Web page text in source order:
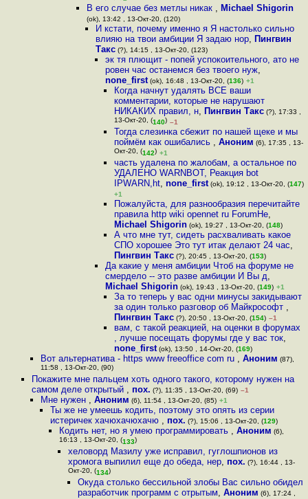
В его случае без метлы никак , Michael Shigorin
(ok), 13:42 , 13-Окт-20, (120)
И кстати, почему именно я Я настолько сильно
влияю на твои амбиции Я задаю нор, Пингвин
Такс (?), 14:15 , 13-Окт-20, (123)
эк тя плющит - попей успокоительного, ато не
ровен час останемся без твоего нуж,
none_first(ok), 16:48 , 13-Окт-20, (136) +1
Когда начнут удалять ВСЕ ваши
комментарии, которые не нарушают
НИКАКИХ правил, н, Пингвин Такс(?), 17:33 ,
13-Окт-20, (140) –1
Тогда слезинка сбежит по нашей щеке и мы
поймём как ошибались , Аноним (6), 17:35 , 13-
Окт-20, (142) +1
часть удалена по жалобам, а остальное по
УДАЛЕНО WARNBOT, Реакция bot
IPWARN,ht, none_first(ok), 19:12 , 13-Окт-20, (147)
+1
Пожалуйста, для разнообразия перечитайте
правила http wiki opennet ru ForumHe,
Michael Shigorin(ok), 19:27 , 13-Окт-20, (148)
А что мне тут, сидеть расхваливать какое
СПО хорошее Это тут итак делают 24 час,
Пингвин Такс(?), 20:45 , 13-Окт-20, (153)
Да какие у меня амбиции Чтоб на форуме не
смердело -- это разве амбиции И Вы д,
Michael Shigorin(ok), 19:43 , 13-Окт-20, (149) +1
За то теперь у вас одни минусы закидывают
за один только разговор об Майкрософт ,
Пингвин Такс(?), 20:50 , 13-Окт-20, (154) –1
вам, с такой реакцией, на оценки в форумах
, лучше посещать форумы где у вас ток,
none_first(ok), 13:50 , 14-Окт-20, (169)
Вот альтернатива - https www freeoffice com ru ,Аноним (87),
11:58 , 13-Окт-20, (90)
Покажите мне пальцем хоть одного такого, которому нужен на
самом деле открытый , пох. (?), 11:35 , 13-Окт-20, (69) –1
Мне нужен ,Аноним (6), 11:54 , 13-Окт-20, (85) +1
Ты же не умеешь кодить, поэтому это опять из серии
истеричек хачюхачюхачю , пох. (?), 15:06 , 13-Окт-20, (129)
Кодить нет, но я умею программировать , Аноним (6),
16:13 , 13-Окт-20, (133)
хеловорд Мазилу уже исправил, гуглошпионов из
хромога выпилил еще до обеда, нер, пох. (?), 16:44 , 13-
Окт-20, (134)
Окуда столько бессильной злобы Вас сильно обидел
разработчик программ с отрытым, Аноним (6), 17:24 ,